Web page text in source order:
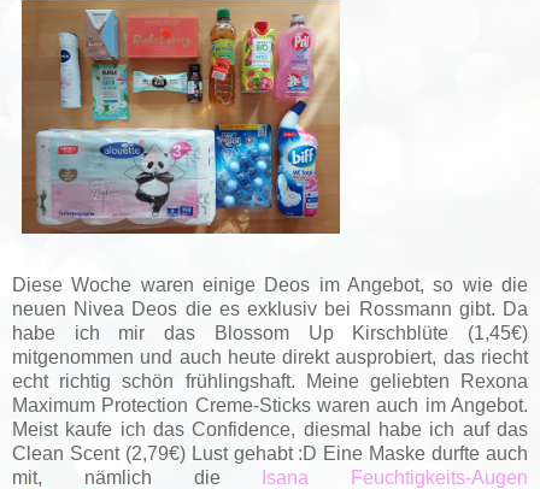
Diese Woche waren einige Deos im Angebot, so wie die
neuen Nivea Deos die es exklusiv bei Rossmann gibt. Da
habe ich mir das Blossom Up Kirschblüte (1,45€)
mitgenommen und auch heute direkt ausprobiert, das riecht
echt richtig schön frühlingshaft. Meine geliebten Rexona
Maximum Protection Creme-Sticks waren auch im Angebot.
Meist kaufe ich das Confidence, diesmal habe ich auf das
Clean Scent (2,79€) Lust gehabt :D Eine Maske durfte auch
mit, nämlich die
Isana Feuchtigkeits-Augen